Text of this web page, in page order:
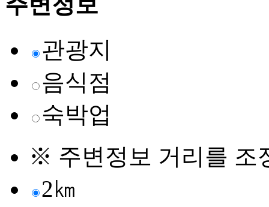
관광지
음식점
숙박업
※ 주변정보 거리를 조
2㎞